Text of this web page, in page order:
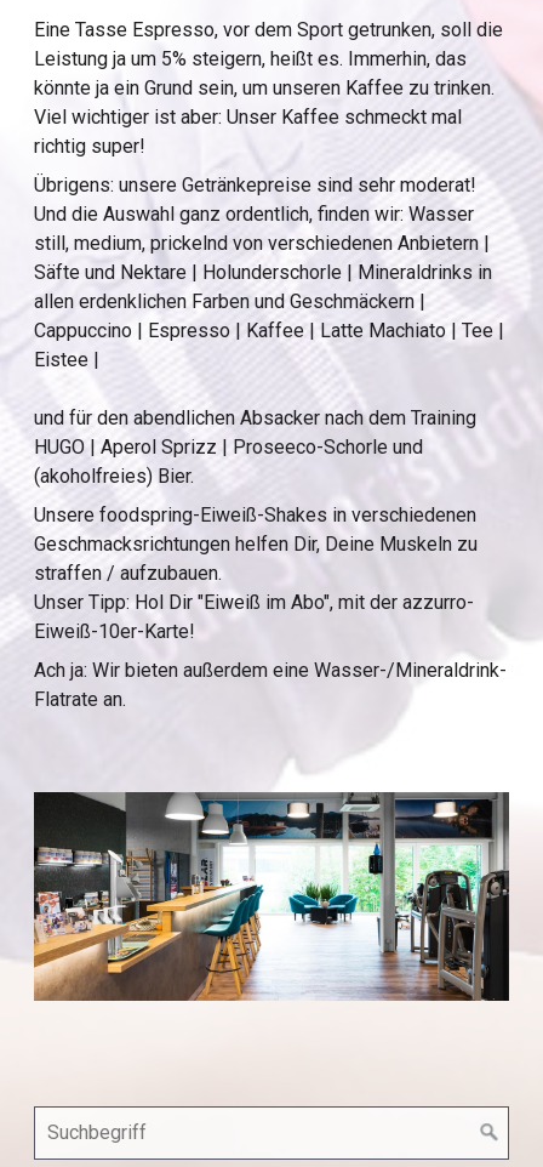
Eine Tasse Espresso, vor dem Sport getrunken, soll die
Leistung ja um 5% steigern, heißt es. Immerhin, das
könnte ja ein Grund sein, um unseren Kaffee zu trinken.
Viel wichtiger ist aber: Unser Kaffee schmeckt mal
richtig super!
Übrigens: unsere Getränkepreise sind sehr moderat!
Und die Auswahl ganz ordentlich, finden wir: Wasser
still, medium, prickelnd von verschiedenen Anbietern |
Säfte und Nektare | Holunderschorle | Mineraldrinks in
allen erdenklichen Farben und Geschmäckern |
Cappuccino | Espresso | Kaffee | Latte Machiato | Tee |
Eistee |
und für den abendlichen Absacker nach dem Training
HUGO | Aperol Sprizz | Proseeco-Schorle und
(akoholfreies) Bier.
Unsere foodspring-Eiweiß-Shakes in verschiedenen
Geschmacksrichtungen helfen Dir, Deine Muskeln zu
straffen / aufzubauen.
Unser Tipp: Hol Dir "Eiweiß im Abo", mit der azzurro-
Eiweiß-10er-Karte!
Ach ja: Wir bieten außerdem eine Wasser-/Mineraldrink-
Flatrate an.